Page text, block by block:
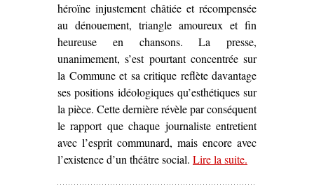
héroïne injustement châtiée et récompensée
au dénouement, triangle amoureux et fin
heureuse en chansons. La presse,
unanimement, s’est pourtant concentrée sur
la Commune et sa critique reflète davantage
ses positions idéologiques qu’esthétiques sur
la pièce. Cette dernière révèle par conséquent
le rapport que chaque journaliste entretient
avec l’esprit communard, mais encore avec
l’existence d’un théâtre social. Lire la suite– ‘L’Esprit
.